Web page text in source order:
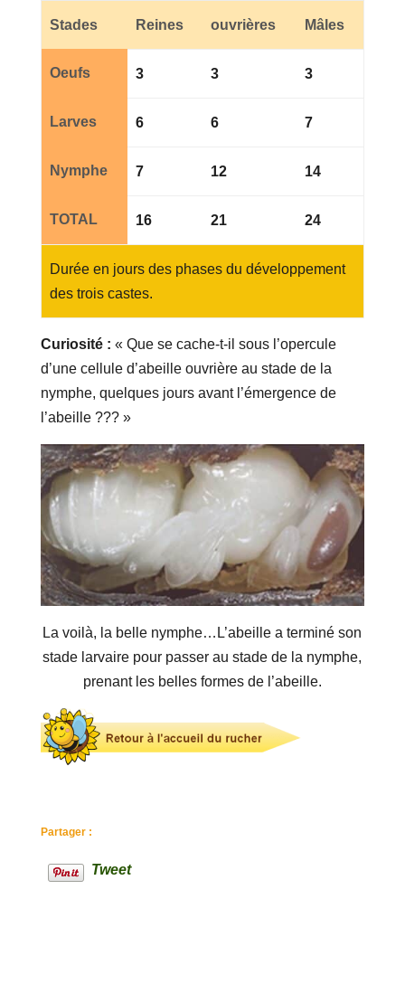
Stades Reines ouvrières Mâles
Oeufs 3 3 3
Larves 6 6 7
Nymphe 7 12 14
TOTAL 16 21 24
Durée en jours des phases du développement
des trois castes.
Curiosité : « Que se cache-t-il sous l’opercule
d’une cellule d’abeille ouvrière au stade de la
nymphe, quelques jours avant l’émergence de
l’abeille ??? »
La voilà, la belle nymphe…L’abeille a terminé son
stade larvaire pour passer au stade de la nymphe,
prenant les belles formes de l’abeille.
Partager :
Tweet